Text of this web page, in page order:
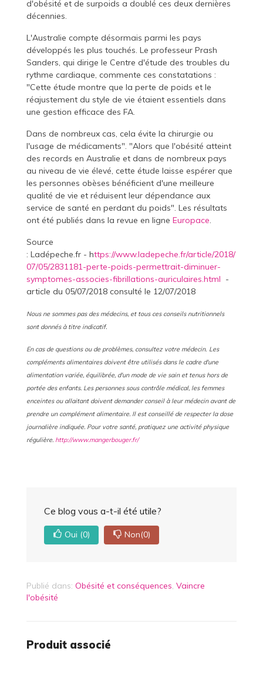
d'obésité et de surpoids a doublé ces deux dernières
décennies.
L'Australie compte désormais parmi les pays
développés les plus touchés. Le professeur Prash
Sanders, qui dirige le Centre d'étude des troubles du
rythme cardiaque, commente ces constatations :
"Cette étude montre que la perte de poids et le
réajustement du style de vie étaient essentiels dans
une gestion efficace des FA.
Dans de nombreux cas, cela évite la chirurgie ou
l'usage de médicaments". "Alors que l'obésité atteint
des records en Australie et dans de nombreux pays
au niveau de vie élevé, cette étude laisse espérer que
les personnes obèses bénéficient d'une meilleure
qualité de vie et réduisent leur dépendance aux
service de santé en perdant du poids". Les résultats
ont été publiés dans la revue en ligne Europace.
Source
: Ladépeche.fr - https://www.ladepeche.fr/article/2018/
07/05/2831181-perte-poids-permettrait-diminuer-
symptomes-associes-fibrillations-auriculaires.html -
article du 05/07/2018 consulté le 12/07/2018
Nous ne sommes pas des médecins, et tous ces conseils nutritionnels
sont donnés à titre indicatif.
En cas de questions ou de problèmes, consultez votre médecin. Les
compléments alimentaires doivent être utilisés dans le cadre d'une
alimentation variée, équilibrée, d'un mode de vie sain et tenus hors de
portée des enfants. Les personnes sous contrôle médical, les femmes
enceintes ou allaitant doivent demander conseil à leur médecin avant de
prendre un complément alimentaire. Il est conseillé de respecter la dose
journalière indiquée. Pour votre santé, pratiquez une activité physique
régulière. http://www.mangerbouger.fr/
Ce blog vous a-t-il été utile?
Oui (0) Non(0)
Publié dans: Obésité et conséquences, Vaincre
l'obésité
Produit associé